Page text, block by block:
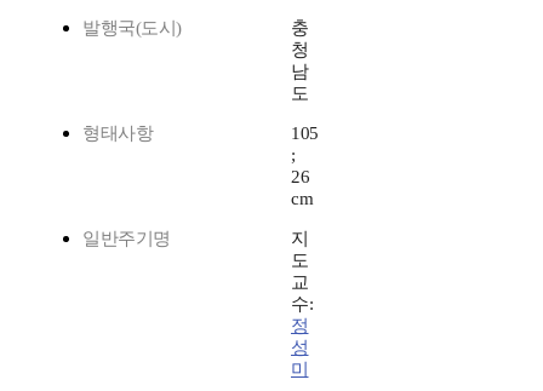
발행국(도시)
충
청
남
도
형태사항
105
;
26
cm
일반주기명
지
도
교
수:
정
성
미